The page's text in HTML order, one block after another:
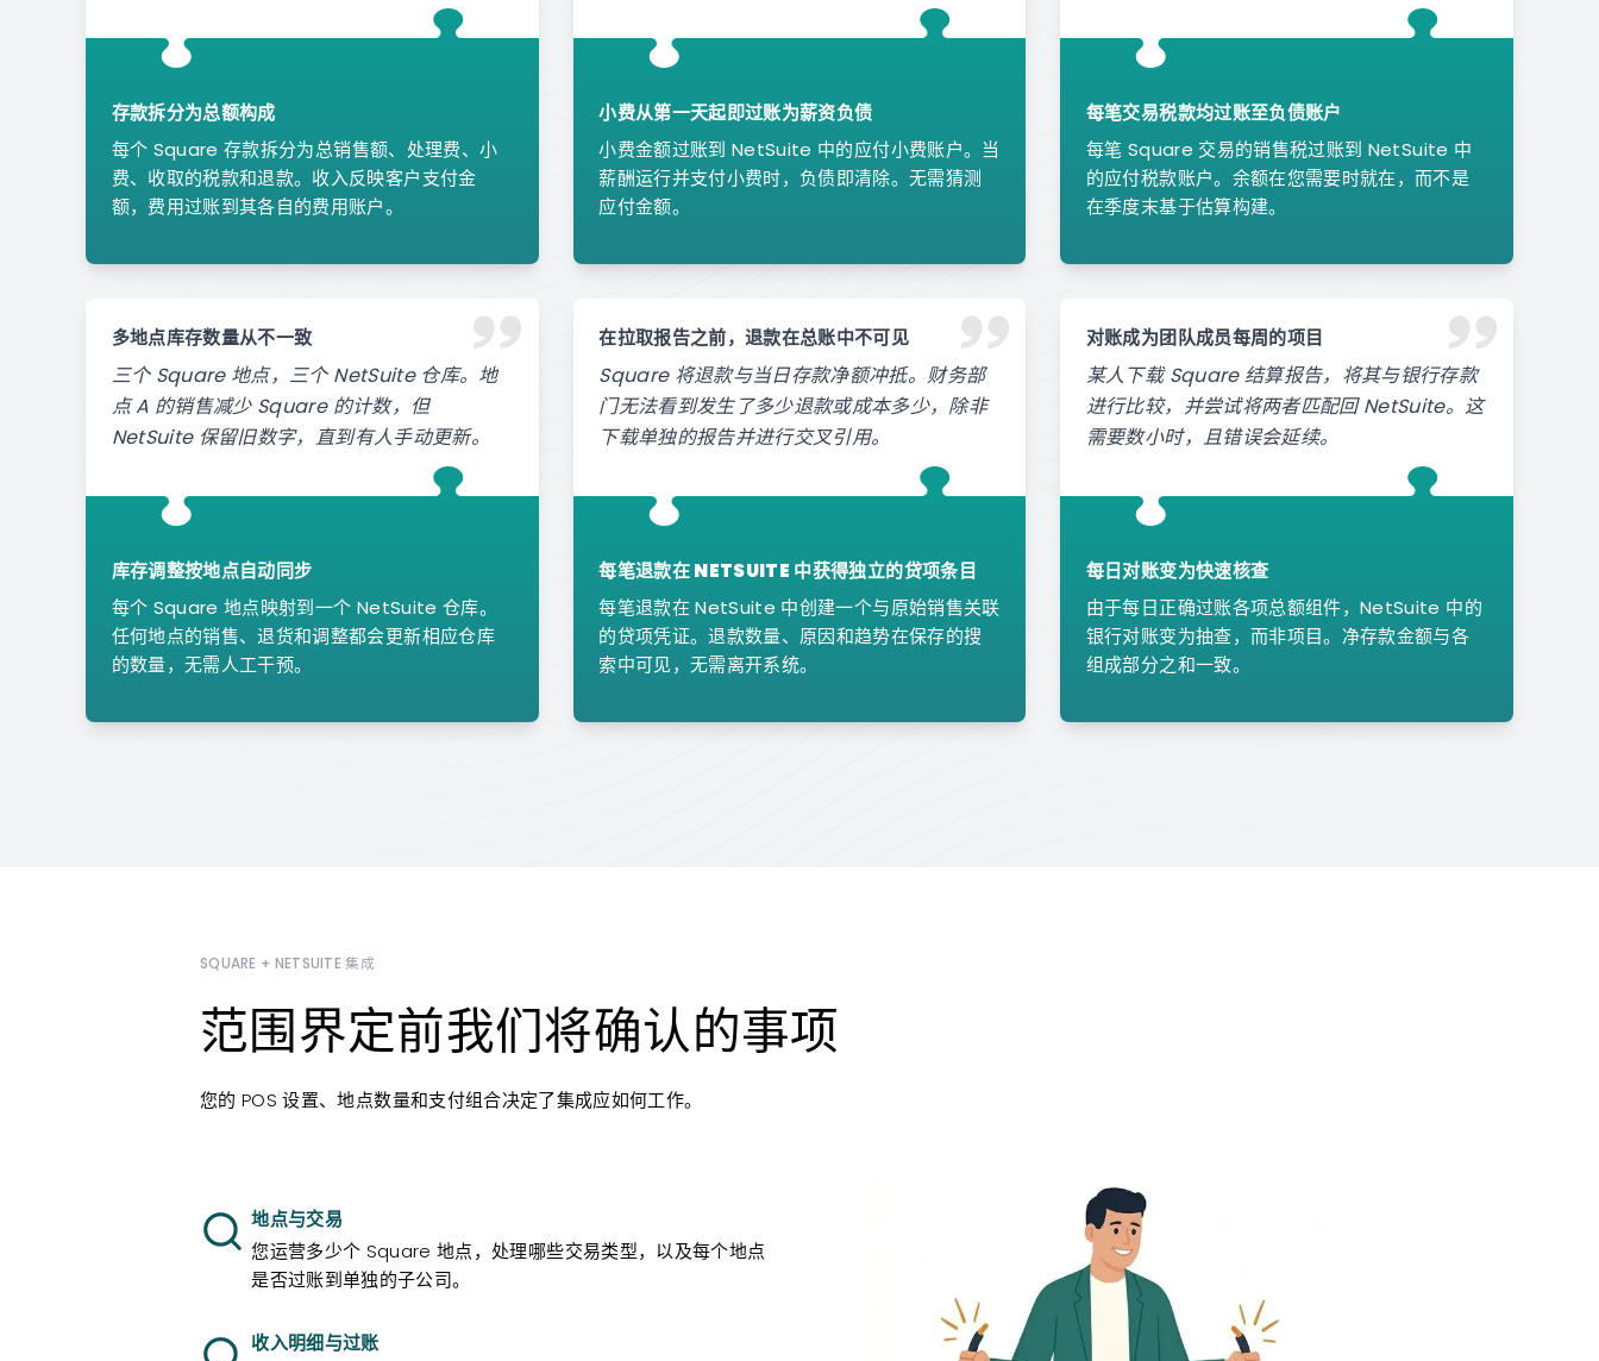
存款拆分为总额构成
每个 Square 存款拆分为总销售额、处理费、小
费、收取的税款和退款。收入反映客户支付金
额，费用过账到其各自的费用账户。
小费从第一天起即过账为薪资负债
小费金额过账到 NetSuite 中的应付小费账户。当
薪酬运行并支付小费时，负债即清除。无需猜测
应付金额。
每笔交易税款均过账至负债账户
每笔 Square 交易的销售税过账到 NetSuite 中
的应付税款账户。余额在您需要时就在，而不是
在季度末基于估算构建。
多地点库存数量从不一致
三个 Square 地点，三个 NetSuite 仓库。地
点 A 的销售减少 Square 的计数，但
NetSuite 保留旧数字，直到有人手动更新。
库存调整按地点自动同步
每个 Square 地点映射到一个 NetSuite 仓库。
任何地点的销售、退货和调整都会更新相应仓库
的数量，无需人工干预。
在拉取报告之前，退款在总账中不可见
Square 将退款与当日存款净额冲抵。财务部
门无法看到发生了多少退款或成本多少，除非
下载单独的报告并进行交叉引用。
每笔退款在 NETSUITE 中获得独立的贷项条目
每笔退款在 NetSuite 中创建一个与原始销售关联
的贷项凭证。退款数量、原因和趋势在保存的搜
索中可见，无需离开系统。
对账成为团队成员每周的项目
某人下载 Square 结算报告，将其与银行存款
进行比较，并尝试将两者匹配回 NetSuite。这
需要数小时，且错误会延续。
每日对账变为快速核查
由于每日正确过账各项总额组件，NetSuite 中的
银行对账变为抽查，而非项目。净存款金额与各
组成部分之和一致。
SQUARE + NETSUITE 集成
范围界定前我们将确认的事项
您的 POS 设置、地点数量和支付组合决定了集成应如何工作。
地点与交易
您运营多少个 Square 地点，处理哪些交易类型，以及每个地点
是否过账到单独的子公司。
收入明细与过账